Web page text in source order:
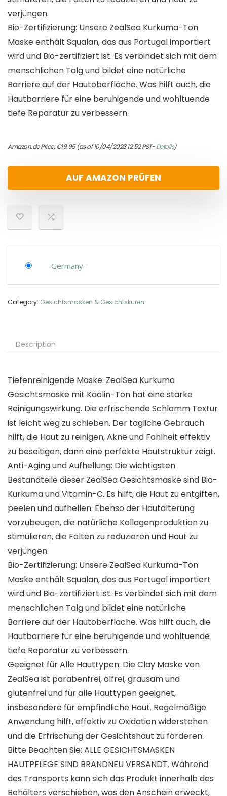
verjüngen.
Bio-Zertifizierung: Unsere ZealSea Kurkuma-Ton
Maske enthält Squalan, das aus Portugal importiert
wird und Bio-zertifiziert ist. Es verbindet sich mit dem
menschlichen Talg und bildet eine natürliche
Barriere auf der Hautoberfläche. Was hilft auch, die
Hautbarriere für eine beruhigende und wohltuende
tiefe Reparatur zu verbessern.
Amazon.de Price:€19.95(as of 10/04/2023 12:52 PST-Details)
AUF AMAZON PRÜFEN
Germany -
Category: Gesichtsmasken & Gesichtskuren
Description
Tiefenreinigende Maske: ZealSea Kurkuma
Gesichtsmaske mit Kaolin-Ton hat eine starke
Reinigungswirkung. Die erfrischende Schlamm Textur
ist leicht weg zu schieben. Der tägliche Gebrauch
hilft, die Haut zu reinigen, Akne und Fahlheit effektiv
zu beseitigen, dann eine perfekte Hautstruktur zeigt.
Anti-Aging und Aufhellung: Die wichtigsten
Bestandteile dieser ZealSea Gesichtsmaske sind Bio-
Kurkuma und Vitamin-C. Es hilft, die Haut zu entgiften,
peelen und aufhellen. Ebenso der Hautalterung
vorzubeugen, die natürliche Kollagenproduktion zu
stimulieren, die Falten zu reduzieren und Haut zu
verjüngen.
Bio-Zertifizierung: Unsere ZealSea Kurkuma-Ton
Maske enthält Squalan, das aus Portugal importiert
wird und Bio-zertifiziert ist. Es verbindet sich mit dem
menschlichen Talg und bildet eine natürliche
Barriere auf der Hautoberfläche. Was hilft auch, die
Hautbarriere für eine beruhigende und wohltuende
tiefe Reparatur zu verbessern.
Geeignet für Alle Hauttypen: Die Clay Maske von
ZealSea ist parabenfrei, ölfrei, grausam und
glutenfrei und für alle Hauttypen geeignet,
insbesondere für empfindliche Haut. Regelmäßige
Anwendung hilft, effektiv zu Oxidation widerstehen
und die Erfrischung der Gesichtshaut zu förderen.
Bitte Beachten Sie: ALLE GESICHTSMASKEN
HAUTPFLEGE SIND BRANDNEU VERSANDT. Während
des Transports kann sich das Produkt innerhalb des
Behälters verschieben, was den Anschein erweckt,